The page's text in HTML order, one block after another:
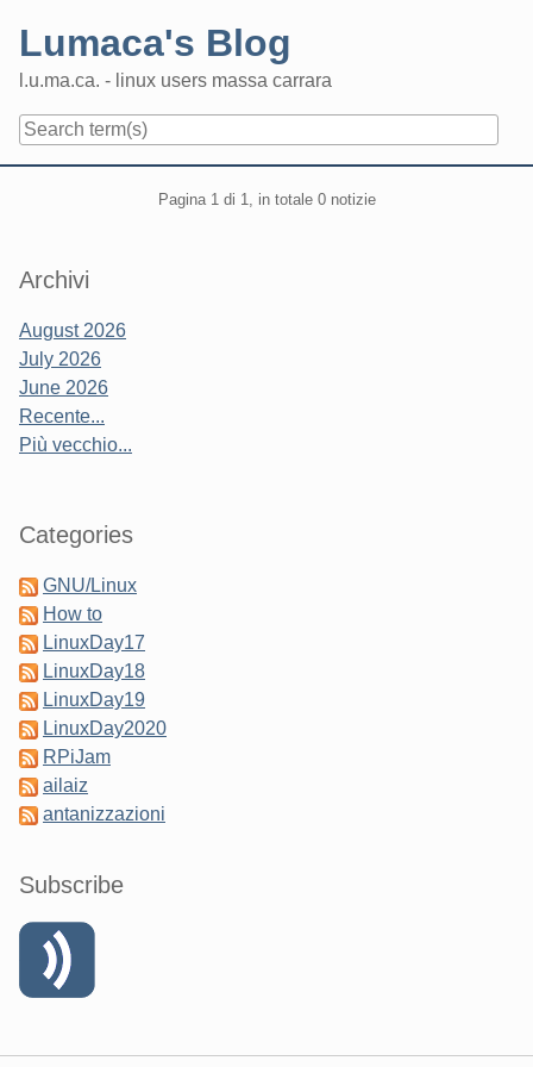
content
Lumaca's Blog
l.u.ma.ca. - linux users massa carrara
Pagina 1 di 1, in totale 0 notizie
Sidebar
Archivi
August 2026
July 2026
June 2026
Recente...
Più vecchio...
Categories
GNU/Linux
How to
LinuxDay17
LinuxDay18
LinuxDay19
LinuxDay2020
RPiJam
ailaiz
antanizzazioni
Subscribe